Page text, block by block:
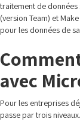
traitement de données
(version Team) et
pour les données de
avec
Pour les entreprises
passe par trois niveaux.